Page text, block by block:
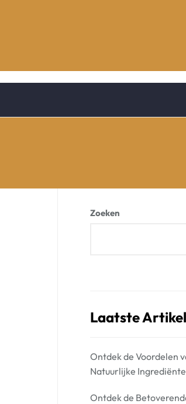
Zoeken
Laatste
Ontdek de Voordelen
Natuurlijke
Ontdek de